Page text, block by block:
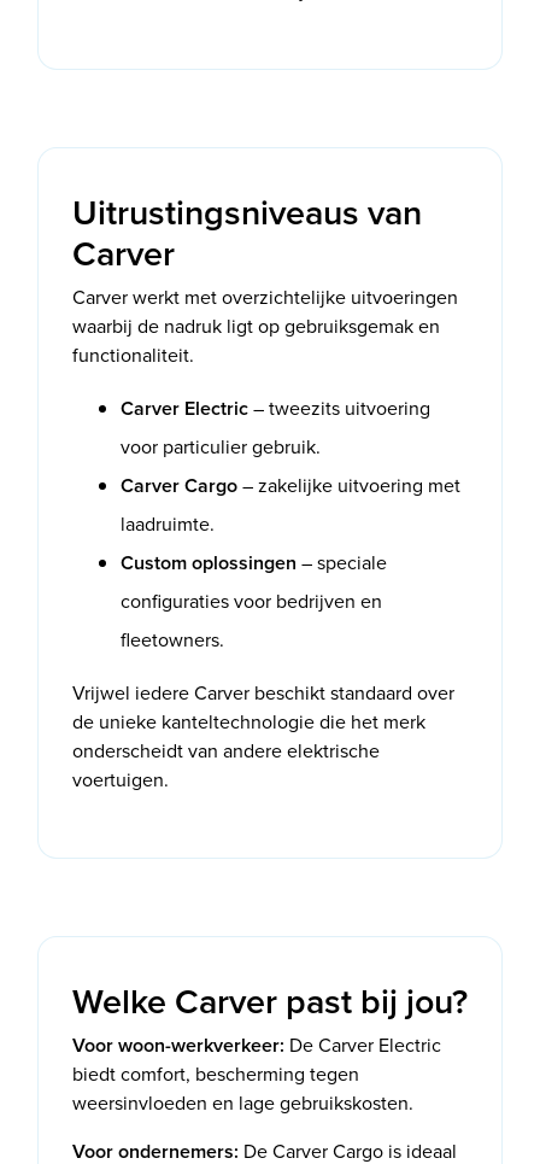
Uitrustingsniveaus van
Carver
Carver werkt met overzichtelijke uitvoeringen
waarbij de nadruk ligt op gebruiksgemak en
functionaliteit.
Carver Electric– tweezits uitvoering
voor particulier gebruik.
Carver Cargo– zakelijke uitvoering met
laadruimte.
Custom oplossingen – speciale
configuraties voor bedrijven en
fleetowners.
Vrijwel iedere Carver beschikt standaard over
de unieke kanteltechnologie die het merk
onderscheidt van andere elektrische
voertuigen.
Welke Carver past bij jou?
Voor woon-werkverkeer: De Carver Electric
biedt comfort, bescherming tegen
weersinvloeden en lage gebruikskosten.
Voor ondernemers: De Carver Cargo is ideaal